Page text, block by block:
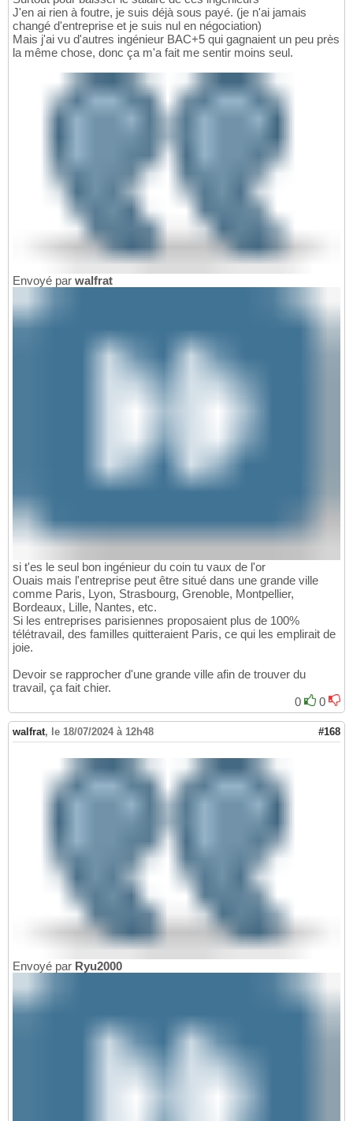
J'en ai rien à foutre, je suis déjà sous payé. (je n'ai jamais
changé d'entreprise et je suis nul en négociation)
Mais j'ai vu d'autres ingénieur BAC+5 qui gagnaient un peu près
la même chose, donc ça m'a fait me sentir moins seul.
Envoyé par walfrat
si t'es le seul bon ingénieur du coin tu vaux de l'or
Ouais mais l'entreprise peut être situé dans une grande ville
comme Paris, Lyon, Strasbourg, Grenoble, Montpellier,
Bordeaux, Lille, Nantes, etc.
Si les entreprises parisiennes proposaient plus de 100%
télétravail, des familles quitteraient Paris, ce qui les emplirait de
joie.
Devoir se rapprocher d'une grande ville afin de trouver du
travail, ça fait chier.
0
0
walfrat, le 18/07/2024 à 12h48 #168
Envoyé par Ryu2000